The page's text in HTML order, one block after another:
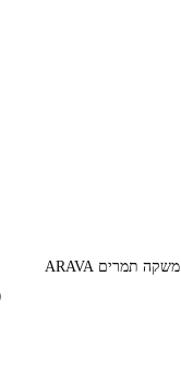
משקה תמרים ARAVA